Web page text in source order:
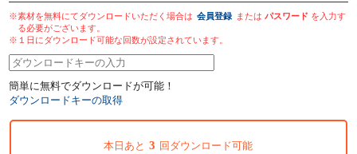
※素材を無料にてダウンロードいただく場合は 会員登録 またはパスワード を入力す
る必要がございます。
※１日にダウンロード可能な回数が設定されています。
簡単に無料でダウンロードが可能！
ダウンロードキーの取得
本日あと 3 回ダウンロード可能